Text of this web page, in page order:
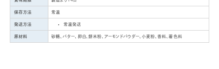
保存方法 常温
発送方法 常温発送
原材料 砂糖、バター、卵白、餅米粉、アーモンドパウダー、小麦粉、香料、着色料